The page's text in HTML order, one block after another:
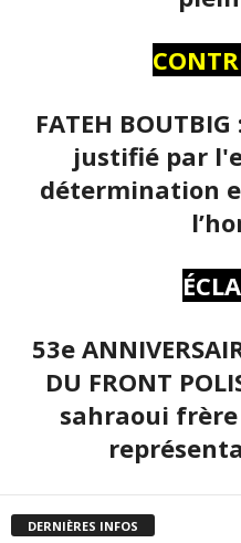
FATEH
justifié par
détermination
53e
DU FRONT
sahraoui
DERNIÈRES INFOS